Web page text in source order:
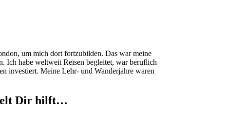
um mich dort fortzubilden. Das war meine
Ich habe weltweit Reisen begleitet, war beruflich
investiert. Meine Lehr- und Wanderjahre waren
Dir hilft…